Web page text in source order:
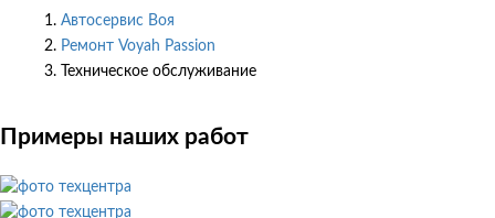
Автосервис Воя
Ремонт Voyah Passion
Техническое обслуживание
Примеры наших работ